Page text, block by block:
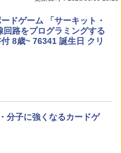
コーチング入門
代新書 2787)
イスイおえかき for Study
! れんしゅうボード ひらが
すうじ・ABC 3歳以上 知
式特別セット】くもん出
くもんの日本
ちゃ 5歳以上 KUMON PN-
が聞ける!はじめてずかん
([バラエティ])
一度ひとつひとつわかり
ドゲーム 「サーキット・
回路をプログラミングする
8歳~ 76341 誕生日 クリ
分子に強くなるカードゲ